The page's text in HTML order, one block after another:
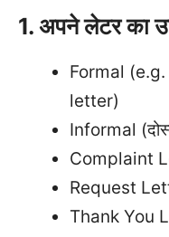
1. अपने लेटर का
Formal
letter)
Informal
Complaint
Request
Thank You